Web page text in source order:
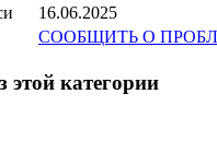
16.06.2025
СООБЩИТЬ О
категории